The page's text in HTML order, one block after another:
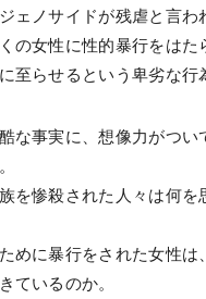
ェノサイドが残虐と言
の女性に性的暴行をは
至らせるという卑劣な行
な事実に、想像力がつい
を惨殺された人々は何を
めに暴行をされた女性は
ているのか。